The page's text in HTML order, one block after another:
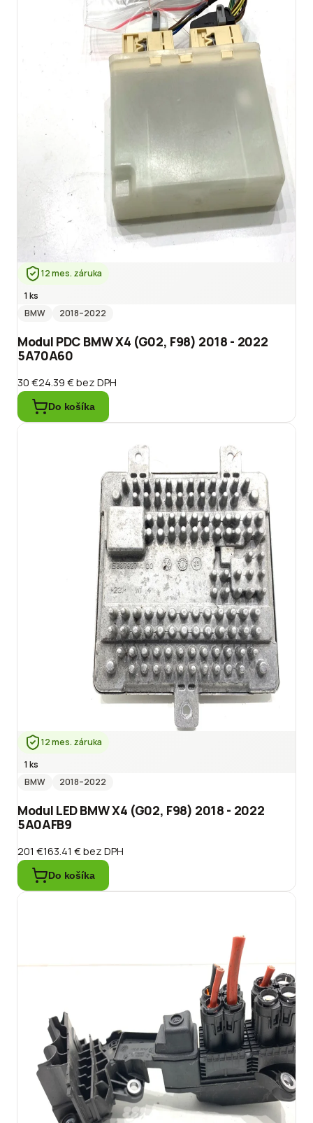
12 mes. záruka
1 ks
BMW
2018–2022
Modul PDC BMW X4 (G02, F98) 2018 - 2022
5A70A60
30 €24.39 €bez DPH
Do košíka
12 mes. záruka
1 ks
BMW
2018–2022
Modul LED BMW X4 (G02, F98) 2018 - 2022
5A0AFB9
201 €163.41 €bez DPH
Do košíka